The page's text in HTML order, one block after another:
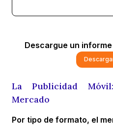
Descargue un
La Publicidad
Mercado
Por tipo de formato, el